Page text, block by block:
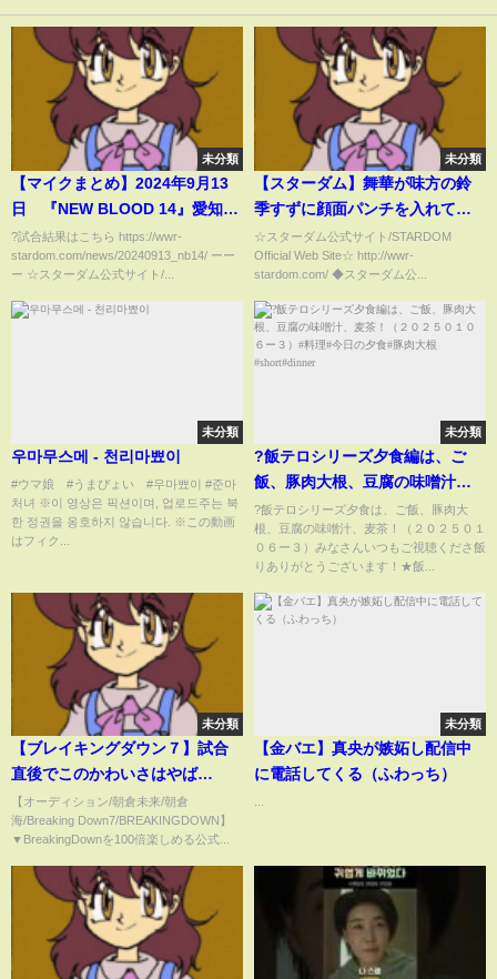
未分類
【マイクまとめ】2024年9月13
日 『NEW BLOOD 14』愛知・
中日ホール（名古屋・栄）
【STARDOM】
?試合結果はこちら https://wwr-
stardom.com/news/20240913_nb14/ ーー
ー ☆スターダム公式サイト/...
未分類
【スターダム】舞華が味方の鈴
季すずに顔面パンチを入れて大
暴走！リングを去る舞華をジュ
リアが追う『舞華落ち着いて！
落ち着け、落ち着け、落ち着
け！見て、見て！』-10.9名古屋
大会-【STARDOM】
☆スターダム公式サイト/STARDOM
Official Web Site☆ http://wwr-
stardom.com/ ◆スターダム公...
未分類
우마무스메 - 천리마뾰이
#ウマ娘 #うまぴょい #우마뾰이 #준마
처녀 ※이 영상은 픽션이며, 업로드주는 북
한 정권을 옹호하지 않습니다. ※この動画
はフィク...
未分類
?飯テロシリーズ夕食編は、ご
飯、豚肉大根、豆腐の味噌汁、
麦茶！（２０２５０１０６ー
３）#料理#今日の夕食#豚肉大根
#short#dinner
?飯テロシリーズ夕食は、ご飯、豚肉大
根、豆腐の味噌汁、麦茶！（２０２５０１
０６ー３）みなさんいつもご視聴くださ飯
りありがとうございます！★飯...
未分類
【ブレイキングダウン７】試合
直後でこのかわいさはやば
い...#shorts
【オーディション/朝倉未来/朝倉
海/Breaking Down7/BREAKINGDOWN】
▼BreakingDownを100倍楽しめる公式...
未分類
【金バエ】真央が嫉妬し配信中
に電話してくる（ふわっち）